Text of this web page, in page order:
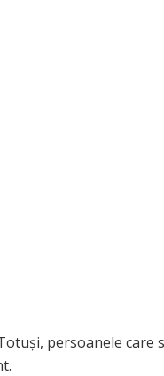
persoanele care